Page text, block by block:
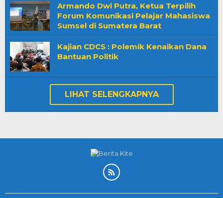
Armando Dwi Putra, Ketua Terpilih
Forum Komunikasi Pelajar Mahasiswa
Sumsel di Sumatera Barat
Kajian CDCS : Polemik Kenaikan Dana
Bantuan Politik
LIHAT SELENGKAPNYA